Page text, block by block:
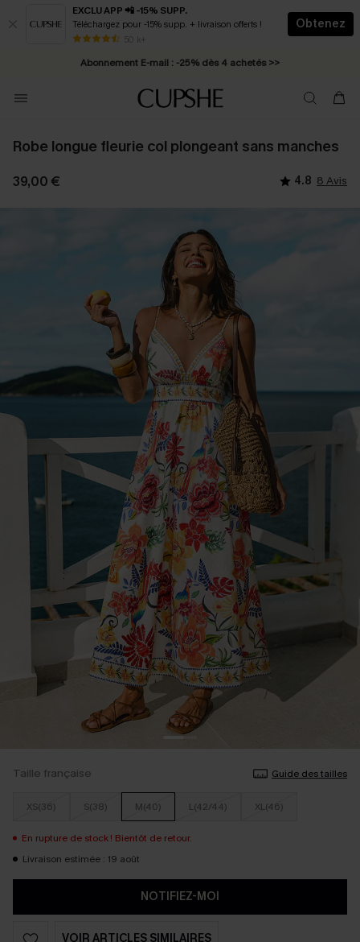
EXCLU APP 📲 -15% SUPP.
Téléchargez pour -15% supp. + livraison offerts !
50 k+
Obtenez
* Livraison éclair 2-3 jours ouvrés >>
Abonnement E-mail : -25% dès 4 achetés >>
Robe longue fleurie col plongeant sans manches
39,00 € 4.8 8 Avis
Taille française Guide des tailles
XS(36) S(38) M(40) L(42/44) XL(46)
En rupture de stock ! Bientôt de retour.
Livraison estimée : 19 août
NOTIFIEZ-MOI
VOIR ARTICLES SIMILAIRES